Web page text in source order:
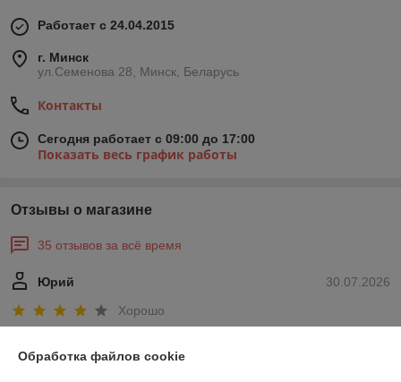
Работает с 24.04.2015
г. Минск
ул.Семенова 28, Минск, Беларусь
Контакты
Сегодня работает с 09:00 до 17:00
Показать весь график работы
Отзывы о магазине
35 отзывов за всё время
30.07.2026
Юрий
Хорошо
Обработка файлов cookie